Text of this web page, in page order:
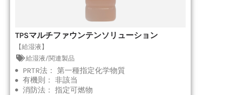
TPSマルチファウンテンソリューション
【給湿液】
給湿液/関連製品
PRTR法： 第一種指定化学物質
有機則： 非該当
消防法： 指定可燃物